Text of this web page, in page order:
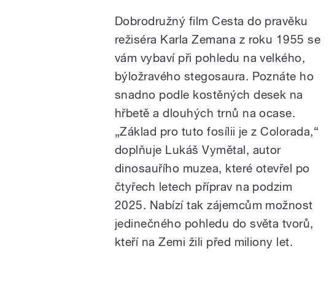
Dobrodružný film Cesta do pravěku
režiséra Karla Zemana z roku 1955 se
vám vybaví při pohledu na velkého,
býložravého stegosaura. Poznáte ho
snadno podle kostěných desek na
hřbetě a dlouhých trnů na ocase.
„Základ pro tuto fosílii je z Colorada,“
doplňuje Lukáš Vymětal, autor
dinosauřího muzea, které otevřel po
čtyřech letech příprav na podzim
2025. Nabízí tak zájemcům možnost
jedinečného pohledu do světa tvorů,
kteří na Zemi žili před miliony let.